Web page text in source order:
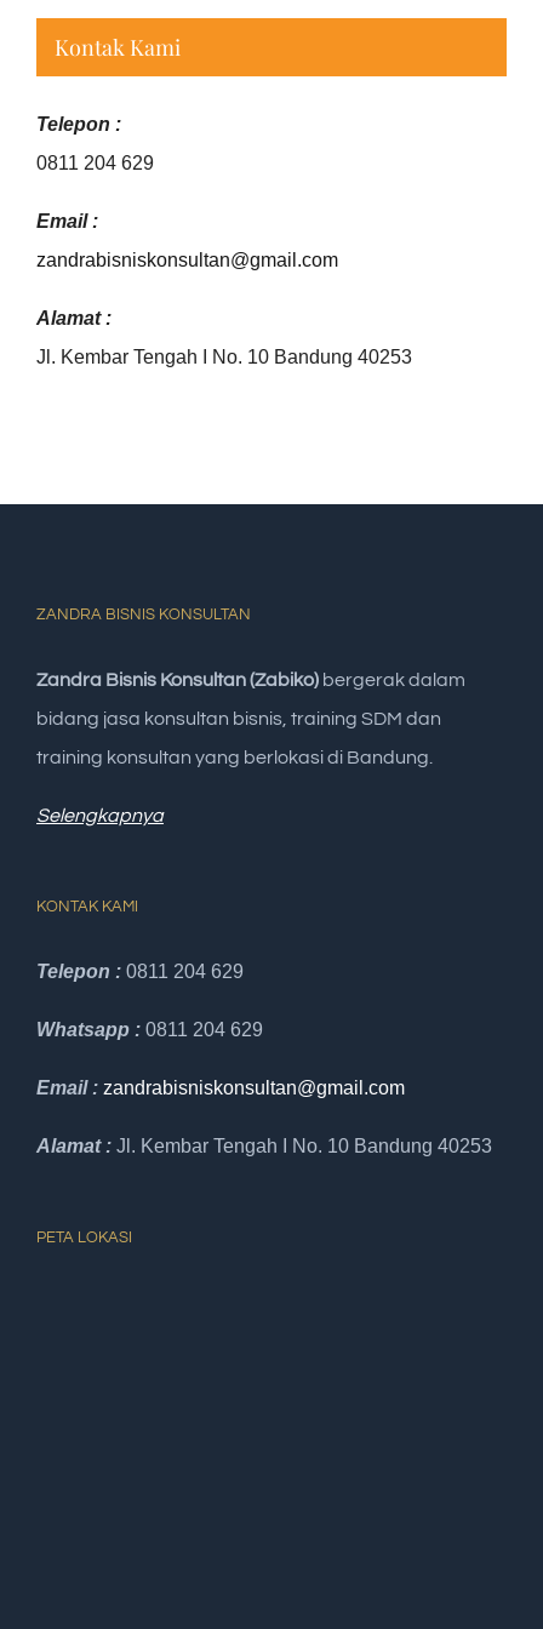
Kontak Kami
Telepon :
0811 204 629
Email :
zandrabisniskonsultan@gmail.com
Alamat :
Jl. Kembar Tengah I No. 10 Bandung 40253
ZANDRA BISNIS KONSULTAN
Zandra Bisnis Konsultan (Zabiko) bergerak dalam
bidang jasa konsultan bisnis, training SDM dan
training konsultan yang berlokasi di Bandung.
Selengkapnya
KONTAK KAMI
Telepon : 0811 204 629
Whatsapp : 0811 204 629
Email : zandrabisniskonsultan@gmail.com
Alamat : Jl. Kembar Tengah I No. 10 Bandung 40253
PETA LOKASI